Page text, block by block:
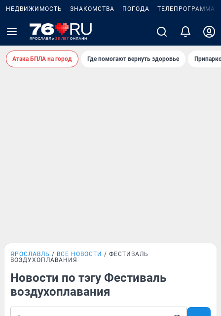
НЕДВИЖИМОСТЬ ЗНАКОМСТВА ПОГОДА ТЕЛЕПРОГРАММА
Атака БПЛА на город Где помогают вернуть здоровье
ЯРОСЛАВЛЬ ВСЕ НОВОСТИ
ФЕСТИВАЛЬ
ВОЗДУХОПЛАВАНИЯ
Новости по тэгу Фестиваль
воздухоплавания